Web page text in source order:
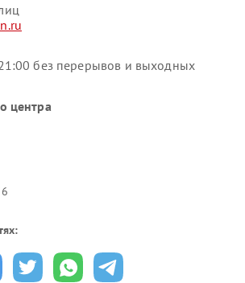
без перерывов и выходных
центра